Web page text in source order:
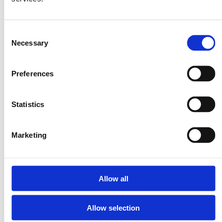
Selection
Necessary
Preferences
Statistics
Marketing
Allow all
Allow selection